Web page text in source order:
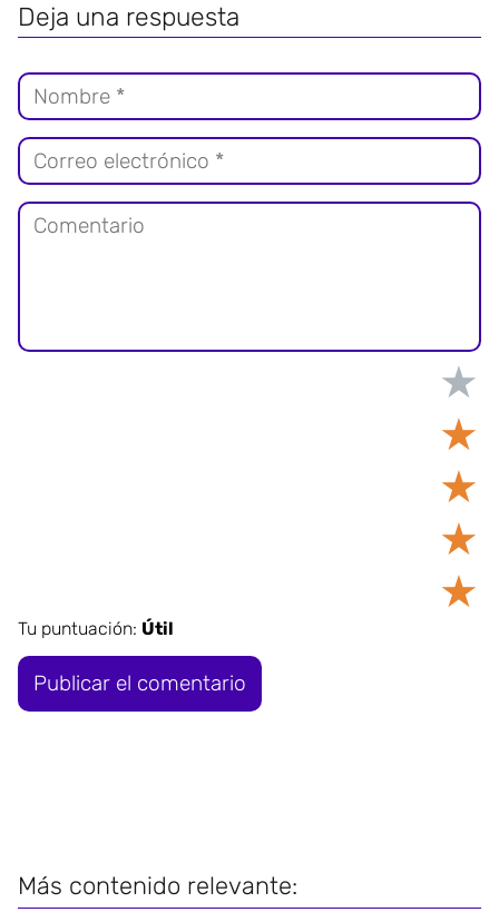
Deja una respuesta
★
★
★
★
★
Tu puntuación: Útil
Más contenido relevante: